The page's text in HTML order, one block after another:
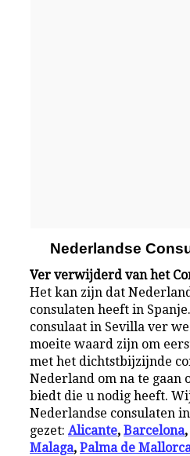
Nederlandse
Ver verwijderd van het
Het kan zijn dat
consulaten heeft in
consulaat in Sevilla ver
moeite waard zijn om
met het dichtstbijzijnde
Nederland om na te gaan
biedt die u nodig heeft.
Nederlandse consulaten
gezet:Alicante,Barcelona
Malaga,Palma de